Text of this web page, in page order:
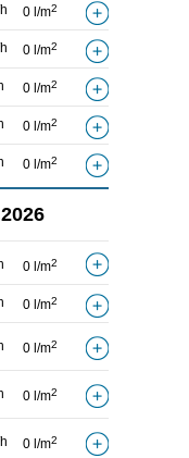
0 l/m2
0 l/m2
0 l/m2
0 l/m2
0 l/m2
0 l/m2
0 l/m2
0 l/m2
0 l/m2
0 l/m2